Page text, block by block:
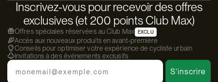
Inscrivez-vous pour recevoir des offres
exclusives (et 200 points Club Max)
Offres spéciales réservées au Club Max EXCLU
Accès aux nouveaux produits en avant-première
Conseils pour optimiser votre expérience de cycliste urbain
Invitations à des événements exclusifs
Email
S'inscrire